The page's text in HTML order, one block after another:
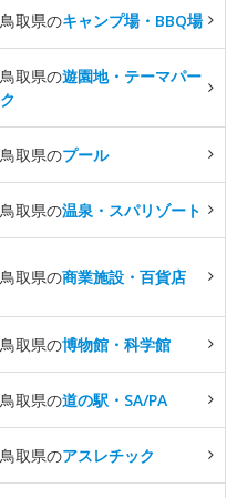
鳥取県のキャンプ場・BBQ場
鳥取県の遊園地・テーマパー
ク
鳥取県のプール
鳥取県の温泉・スパリゾート
鳥取県の商業施設・百貨店
鳥取県の博物館・科学館
鳥取県の道の駅・SA/PA
鳥取県のアスレチック